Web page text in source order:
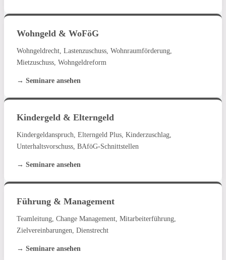
Wohngeld & WoFöG
Wohngeldrecht, Lastenzuschuss, Wohnraumförderung,
Mietzuschuss, Wohngeldreform
→ Seminare ansehen
Kindergeld & Elterngeld
Kindergeldanspruch, Elterngeld Plus, Kinderzuschlag,
Unterhaltsvorschuss, BAföG-Schnittstellen
→ Seminare ansehen
Führung & Management
Teamleitung, Change Management, Mitarbeiterführung,
Zielvereinbarungen, Dienstrecht
→ Seminare ansehen